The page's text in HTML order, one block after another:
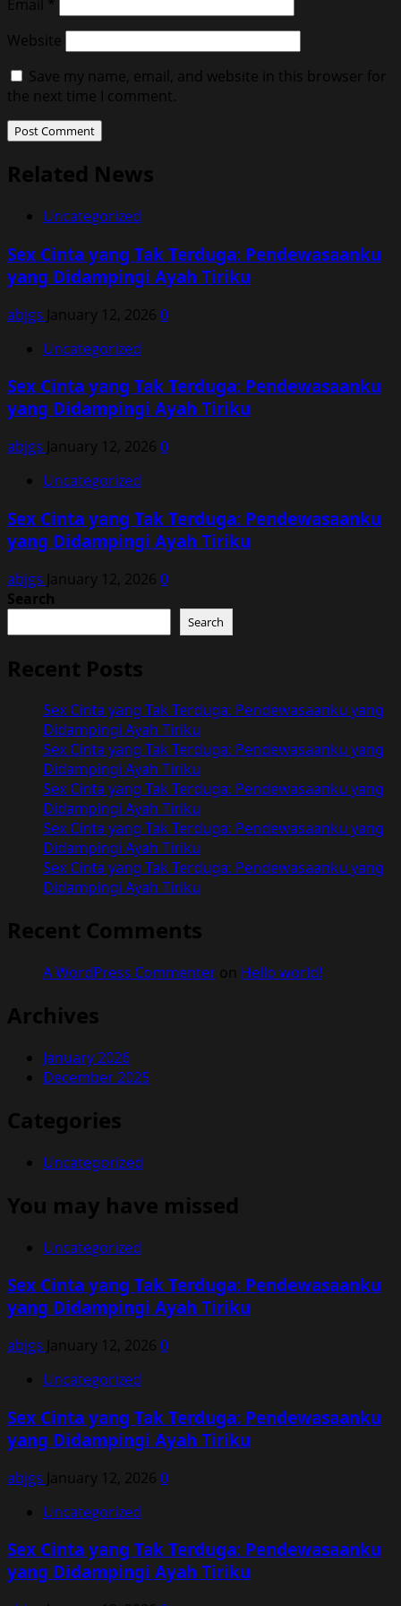
Email
*
Website
Save my name, email, and website in this browser for
the next time I comment.
Related News
Uncategorized
Sex Cinta yang Tak Terduga: Pendewasaanku
yang Didampingi Ayah Tiriku
abjgs January 12, 2026 0
Uncategorized
Sex Cinta yang Tak Terduga: Pendewasaanku
yang Didampingi Ayah Tiriku
abjgs January 12, 2026 0
Uncategorized
Sex Cinta yang Tak Terduga: Pendewasaanku
yang Didampingi Ayah Tiriku
abjgs January 12, 2026 0
Search
Search
Recent Posts
Sex Cinta yang Tak Terduga: Pendewasaanku yang
Didampingi Ayah Tiriku
Sex Cinta yang Tak Terduga: Pendewasaanku yang
Didampingi Ayah Tiriku
Sex Cinta yang Tak Terduga: Pendewasaanku yang
Didampingi Ayah Tiriku
Sex Cinta yang Tak Terduga: Pendewasaanku yang
Didampingi Ayah Tiriku
Sex Cinta yang Tak Terduga: Pendewasaanku yang
Didampingi Ayah Tiriku
Recent Comments
A WordPress Commenter on Hello world!
Archives
January 2026
December 2025
Categories
Uncategorized
You may have missed
Uncategorized
Sex Cinta yang Tak Terduga: Pendewasaanku
yang Didampingi Ayah Tiriku
abjgs January 12, 2026 0
Uncategorized
Sex Cinta yang Tak Terduga: Pendewasaanku
yang Didampingi Ayah Tiriku
abjgs January 12, 2026 0
Uncategorized
Sex Cinta yang Tak Terduga: Pendewasaanku
yang Didampingi Ayah Tiriku